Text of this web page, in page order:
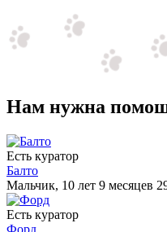
Нам нужна
Есть куратор
Балто
Мальчик, 10 лет 9 месяцев
Есть куратор